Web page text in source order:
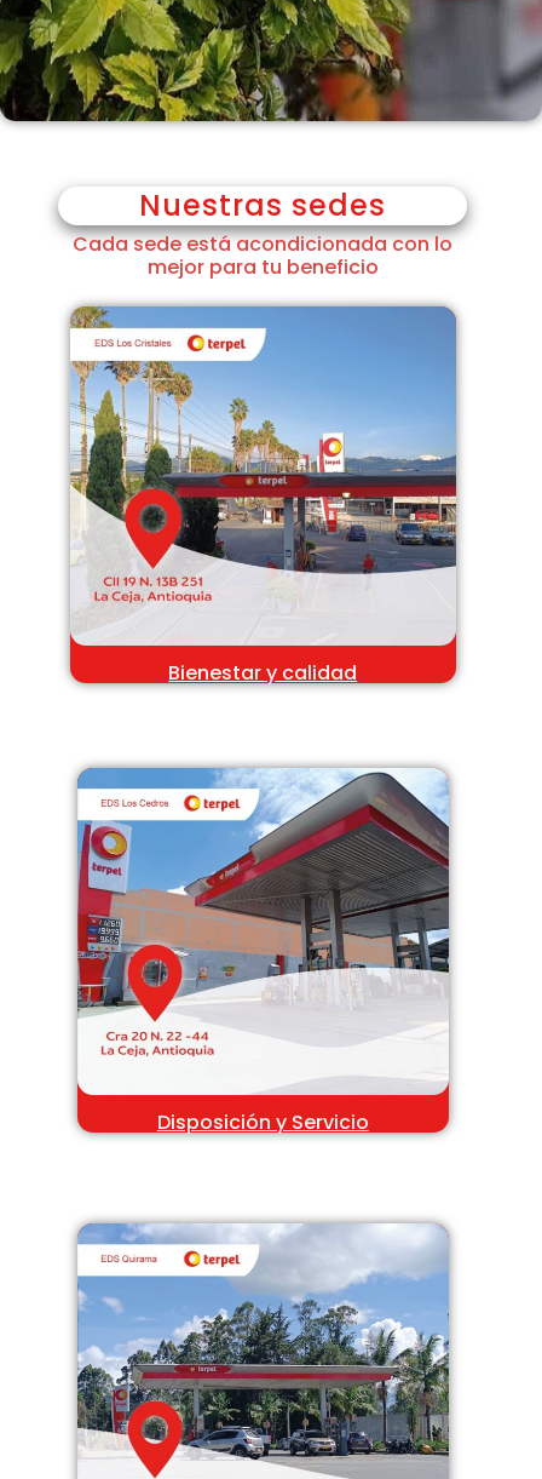
Nuestras sedes
Cada sede está acondicionada con lo
mejor para tu beneficio
Bienestar y calidad
Disposición y Servicio